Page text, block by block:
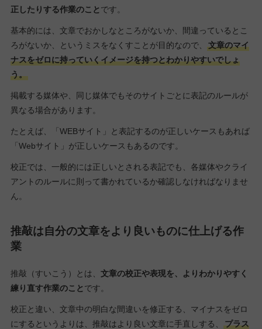
正したりする作業のことです。
基本的には、文章でおかしなところがないか、間違っているとこ
ろがないか、というミスをなくすことが目的なので、
文章のマイ
ナスをゼロに持っていくイメージを持つとわかりやすいでしょ
う。
掲載する媒体や、同じ媒体でもそのサイトごとに表記のルールが
異なる場合があります。
たとえば、「WEBサイト」と表記するのが正しいケースもあれば
「Webサイト」が正しいケースもあるのです。
校正では、一般的には正しいとされる表記でも、各媒体やクライ
アントのルールに則って書かれているか確認しなければなりませ
ん。
推敲は自分の文章をより良いものに仕上げる作
業
推敲（すいこう）とは、 文章の校正や表現を、よりわかりやすく
練り直す作業のことです。
校正と違い、文章中の明白な間違いを修正する、マイナスをゼロ
にするというよりは、推敲はより良い文章に手直しする、
プラス